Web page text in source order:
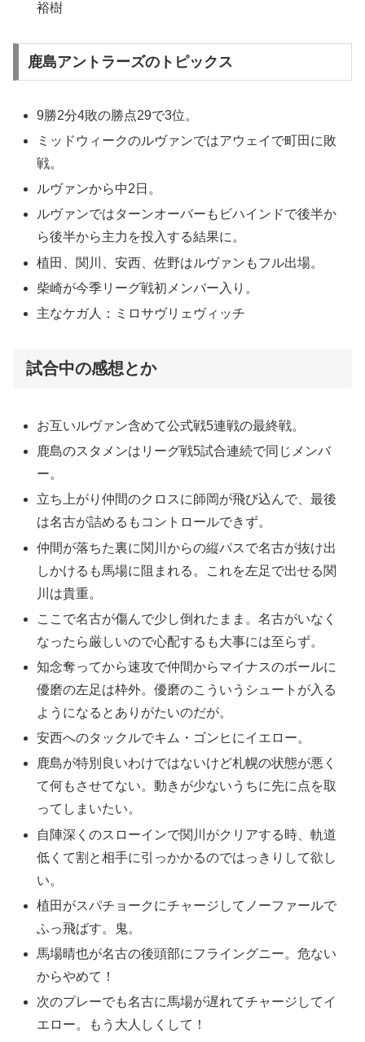
裕樹
鹿島アントラーズのトピックス
9勝2分4敗の勝点29で3位。
ミッドウィークのルヴァンではアウェイで町田に敗
戦。
ルヴァンから中2日。
ルヴァンではターンオーバーもビハインドで後半か
ら後半から主力を投入する結果に。
植田、関川、安西、佐野はルヴァンもフル出場。
柴崎が今季リーグ戦初メンバー入り。
主なケガ人：ミロサヴリェヴィッチ
試合中の感想とか
お互いルヴァン含めて公式戦5連戦の最終戦。
鹿島のスタメンはリーグ戦5試合連続で同じメンバ
ー。
立ち上がり仲間のクロスに師岡が飛び込んで、最後
は名古が詰めるもコントロールできず。
仲間が落ちた裏に関川からの縦パスで名古が抜け出
しかけるも馬場に阻まれる。これを左足で出せる関
川は貴重。
ここで名古が傷んで少し倒れたまま。名古がいなく
なったら厳しいので心配するも大事には至らず。
知念奪ってから速攻で仲間からマイナスのボールに
優磨の左足は枠外。優磨のこういうシュートが入る
ようになるとありがたいのだが。
安西へのタックルでキム・ゴンヒにイエロー。
鹿島が特別良いわけではないけど札幌の状態が悪く
て何もさせてない。動きが少ないうちに先に点を取
ってしまいたい。
自陣深くのスローインで関川がクリアする時、軌道
低くて割と相手に引っかかるのではっきりして欲し
い。
植田がスパチョークにチャージしてノーファールで
ふっ飛ばす。鬼。
馬場晴也が名古の後頭部にフライングニー。危ない
からやめて！
次のプレーでも名古に馬場が遅れてチャージしてイ
エロー。もう大人しくして！